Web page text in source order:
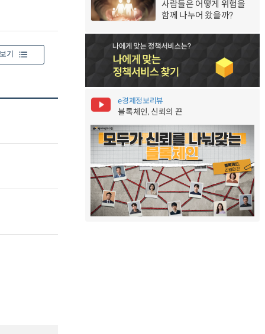
기
사람들은 어떻게 위험을
함께 나누어 왔을까?
e경제정보리뷰
블록체인, 신뢰의 끈